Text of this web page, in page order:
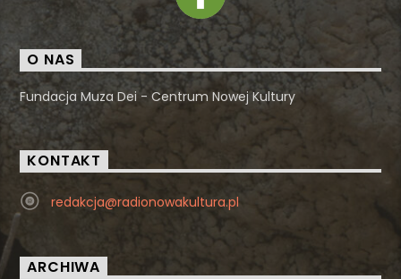
O NAS
Fundacja Muza Dei - Centrum Nowej Kultury
KONTAKT
redakcja@radionowakultura.pl
ARCHIWA